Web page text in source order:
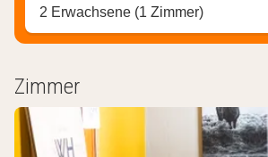
2 Erwachsene (1 Zimmer)
Zimmer